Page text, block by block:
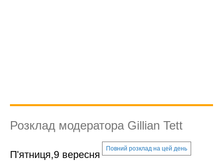
Розклад модератора Gillian Tett
П'ятниця,9 вересня
Повний розклад на цей день